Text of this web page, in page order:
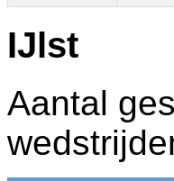
IJlst
Aantal